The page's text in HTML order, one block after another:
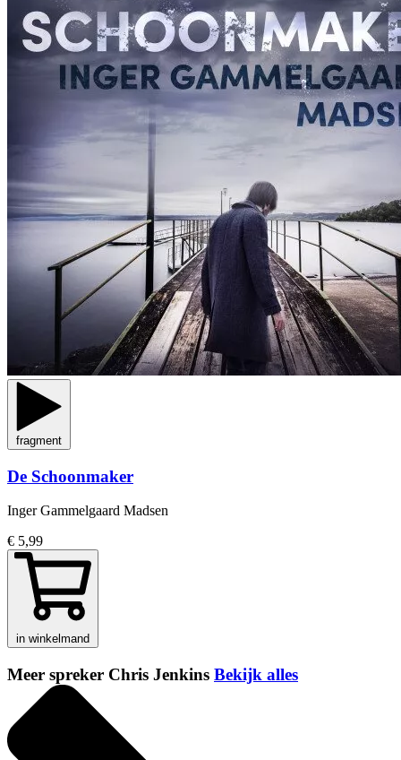
fragment
De Schoonmaker
Inger Gammelgaard Madsen
€ 5,99
in winkelmand
Meer spreker Chris Jenkins Bekijk alles